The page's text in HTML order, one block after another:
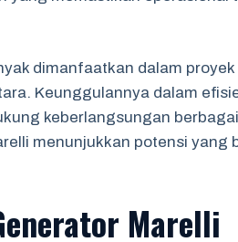
dimanfaatkan dalam
Keunggulannya dalam
keberlangsungan
menunjukkan potensi yang
Marelli